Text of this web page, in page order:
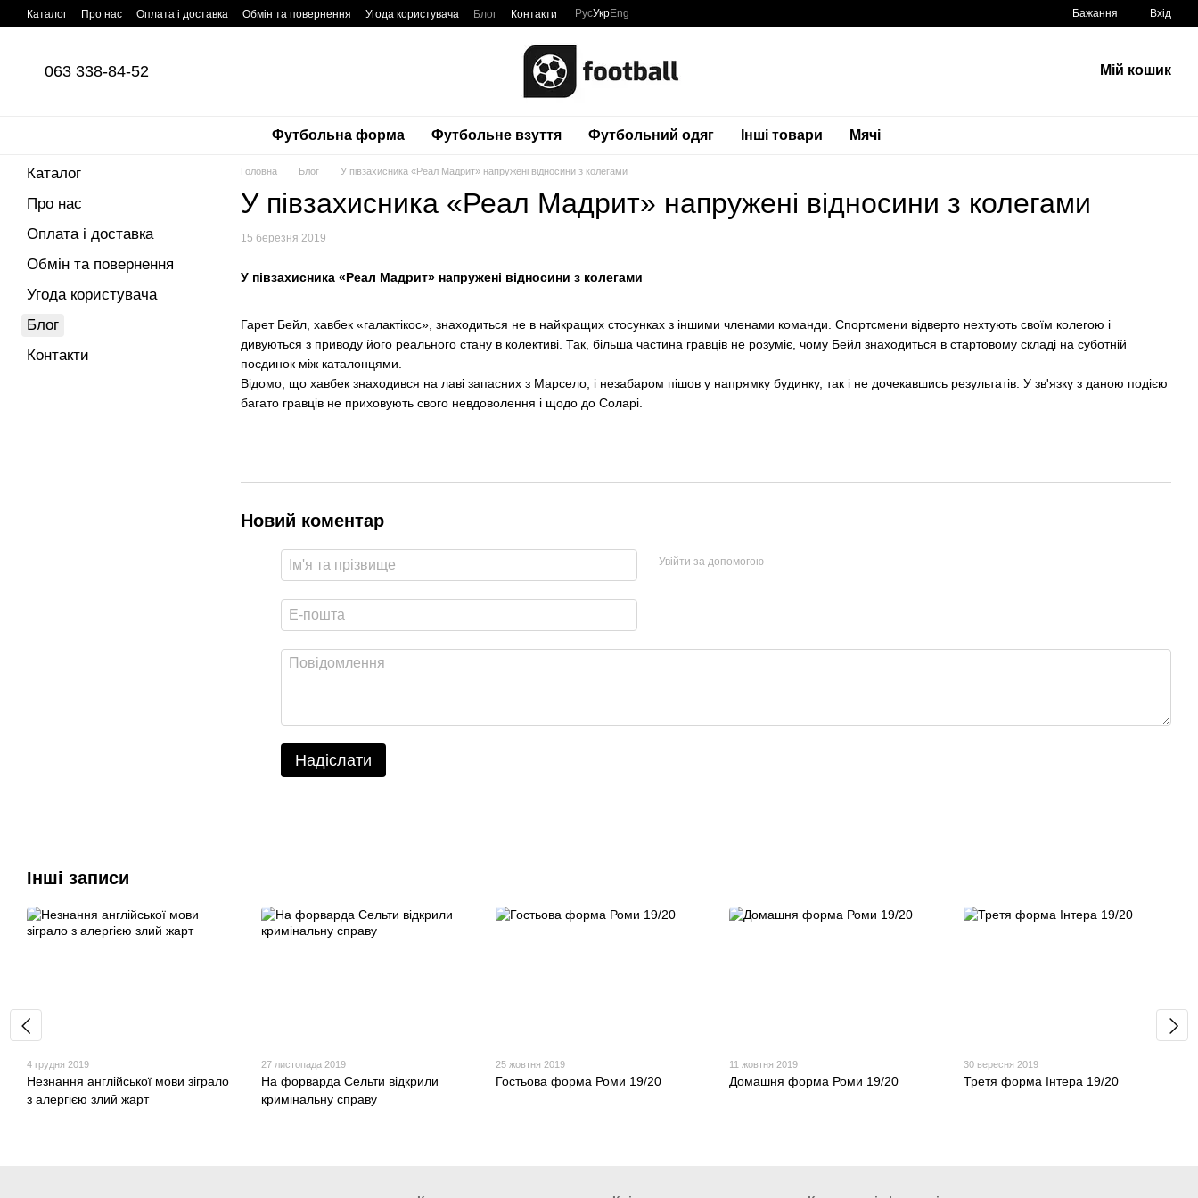
Перейти до основного контенту
Каталог Про нас Оплата і доставка Обмін та повернення Угода користувача Блог Контакти РусУкрEng Бажання Вхід
063 338-84-52 Мій кошик
Футбольна форма Футбольне взуття Футбольний одяг Інші товари Мячі
Головна Блог У півзахисника «Реал Мадрит» напружені відносини з колегами
У півзахисника «Реал Мадрит» напружені відносини з колегами
15 березня 2019
У півзахисника «Реал Мадрит» напружені відносини з колегами
Гарет Бейл, хавбек «галактікос», знаходиться не в найкращих стосунках з іншими членами команди. Спортсмени відверто нехтують своїм колегою і
дивуються з приводу його реального стану в колективі. Так, більша частина гравців не розуміє, чому Бейл знаходиться в стартовому складі на суботній
поєдинок між каталонцями.
Відомо, що хавбек знаходився на лаві запасних з Марсело, і незабаром пішов у напрямку будинку, так і не дочекавшись результатів. У зв'язку з даною подією
багато гравців не приховують свого невдоволення і щодо до Соларі.
Новий коментар
Увійти за допомогою
Надіслати
Каталог
Про нас
Оплата і доставка
Обмін та повернення
Угода користувача
Блог
Контакти
Інші записи
4 грудня 2019
Незнання англійської мови зіграло
з алергією злий жарт
27 листопада 2019
На форварда Сельти відкрили
кримінальну справу
25 жовтня 2019
Гостьова форма Роми 19/20
11 жовтня 2019
Домашня форма Роми 19/20
30 вересня 2019
Третя форма Інтера 19/20